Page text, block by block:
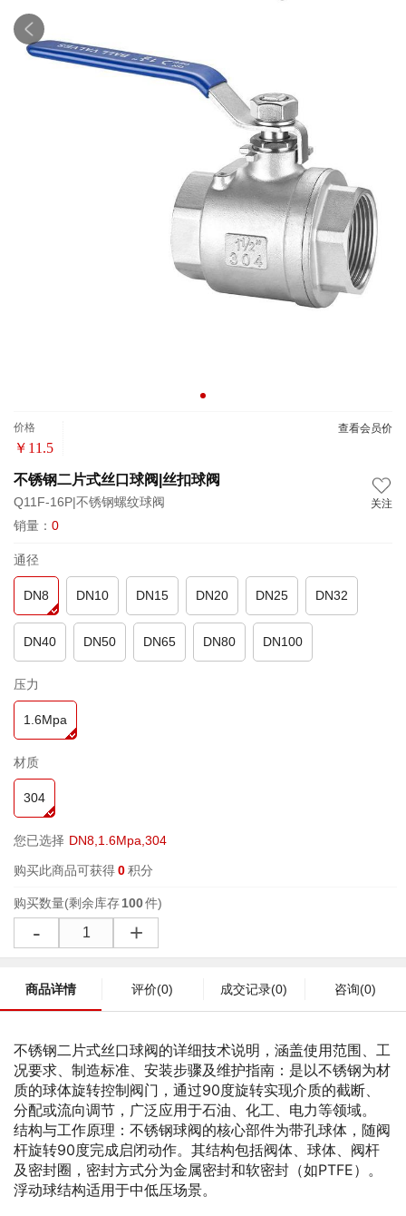
查看会员价
价格
￥ 11.5
不锈钢二片式丝口球阀|丝扣球阀
Q11F-16P|不锈钢螺纹球阀 关注
销量： 0
通径
DN8 DN10 DN15 DN20 DN25 DN32
DN40 DN50 DN65 DN80 DN100
压力
1.6Mpa
材质
304
您已选择 DN8,1.6Mpa,304
购买此商品可获得0积分
购买数量(剩余库存100件)
- +
商品详情 评价(0) 成交记录(0) 咨询(0)
不锈钢二片式丝口球阀的详细技术说明，涵盖使用范围、工
况要求、制造标准、安装步骤及维护指南：是以不锈钢为材
质的球体旋转控制阀门，通过90度旋转实现介质的截断、
分配或流向调节，广泛应用于石油、化工、电力等领域。 ‌
结构与工作原理：不锈钢球阀的核心部件为带孔球体，随阀
杆旋转90度完成启闭动作。其结构包括阀体、球体、阀杆
及密封圈，密封方式分为金属密封和软密封（如PTFE）。
浮动球结构适用于中低压场景。